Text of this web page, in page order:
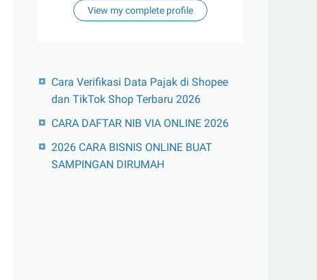
View my complete profile
Cara Verifikasi Data Pajak di Shopee
dan TikTok Shop Terbaru 2026
CARA DAFTAR NIB VIA ONLINE 2026
2026 CARA BISNIS ONLINE BUAT
SAMPINGAN DIRUMAH